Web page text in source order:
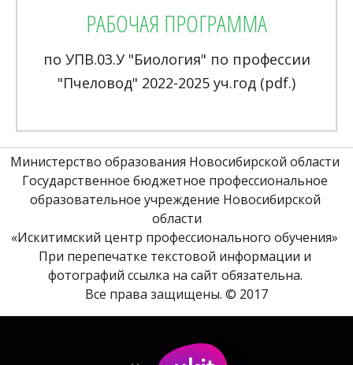
РАБОЧАЯ ПРОГРАММА
по УПВ.03.У "Биология" по профессии
"Пчеловод" 2022-2025 уч.год (pdf.)
Министерство образования Новосибирской области
Государственное бюджетное профессиональное
образовательное учреждение Новосибирской
области
«Искитимский центр профессионального обучения»
При перепечатке текстовой информации и
фотографий ссылка на сайт обязательна.
Все права защищены. © 2017